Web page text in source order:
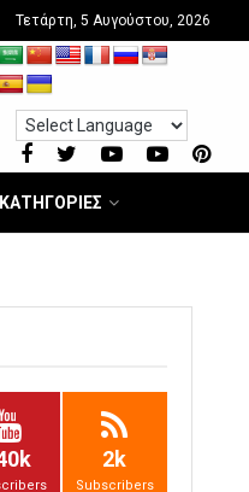
Τετάρτη, 5 Αυγούστου, 2026
2k
Subscribers